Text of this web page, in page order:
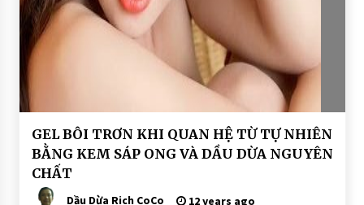
BÀI
VIẾT
GEL BÔI TRƠN KHI QUAN HỆ TỪ TỰ NHIÊN
BẰNG KEM SÁP ONG VÀ DẦU DỪA NGUYÊN
CHẤT
Dầu Dừa Rich CoCo 12 years ago